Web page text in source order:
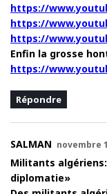
https://
https://
https://
Enfin la grosse
https://
Répondre
SALMAN novembre
Militants
diplomatie»